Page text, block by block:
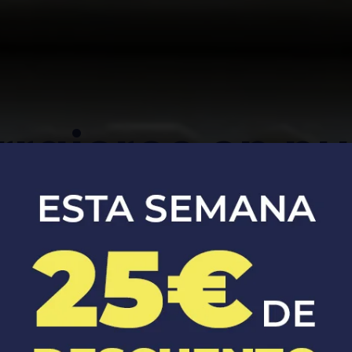
en
Apertura, reparación y sustitución de
cerraduras de coches y casas.​